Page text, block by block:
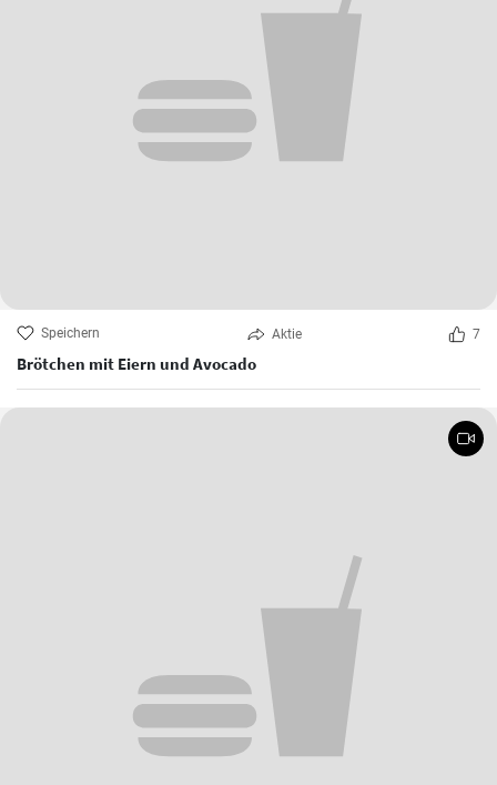
Speichern Aktie 7
Brötchen mit Eiern und Avocado